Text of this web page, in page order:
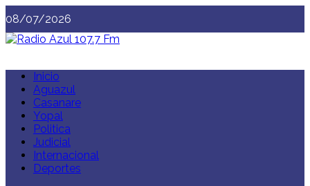
Saltar
al
contenido
08/07/2026
Menú
principal
Inicio
Aguazul
Casanare
Yopal
Politica
Judicial
Internacional
Deportes